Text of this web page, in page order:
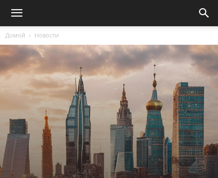
Домой Новости